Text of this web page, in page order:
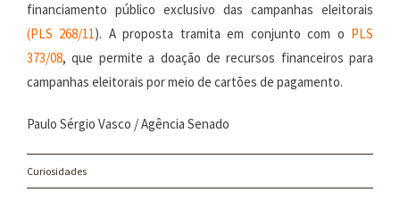
financiamento público exclusivo das campanhas eleitorais
(PLS 268/11). A proposta tramita em conjunto com o PLS
373/08, que permite a doação de recursos financeiros para
campanhas eleitorais por meio de cartões de pagamento.
Paulo Sérgio Vasco / Agência Senado
Curiosidades